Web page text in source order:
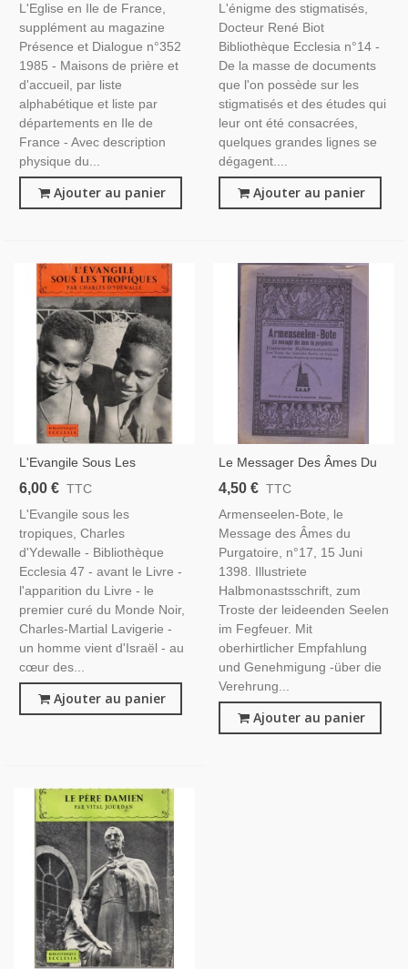
Églises, Paroissiens Ile De
France
L'Eglise en Ile de France,
supplément au magazine
Présence et Dialogue n°352
1985 - Maisons de prière et
d'accueil, par liste
alphabétique et liste par
départements en Ile de
France - Avec description
physique du...
Ajouter au panier
Ecclesia, Lectures
Chrétiennes
L'énigme des stigmatisés,
Docteur René Biot
Bibliothèque Ecclesia n°14 -
De la masse de documents
que l'on possède sur les
stigmatisés et des études qui
leur ont été consacrées,
quelques grandes lignes se
dégagent....
Ajouter au panier
L'Evangile Sous Les
Tropiques, Charles
Missionnaire Catholique,
Ecclesia
6,00 € TTC
L'Evangile sous les
tropiques, Charles
d'Ydewalle - Bibliothèque
Ecclesia 47 - avant le Livre -
l'apparition du Livre - le
premier curé du Monde Noir,
Charles-Martial Lavigerie -
un homme vient d'Israël - au
cœur des...
Ajouter au panier
Le Messager Des Âmes Du
Purgatoire, Armenseelen-
Revues Alsatiques, Religion
4,50 € TTC
Armenseelen-Bote, le
Message des Âmes du
Purgatoire, n°17, 15 Juni
1398. Illustriete
Halbmonastsschrift, zum
Troste der leideenden Seelen
im Fegfeuer. Mit
oberhirtlicher Empfahlung
und Genehmigung -über die
Verehrung...
Ajouter au panier